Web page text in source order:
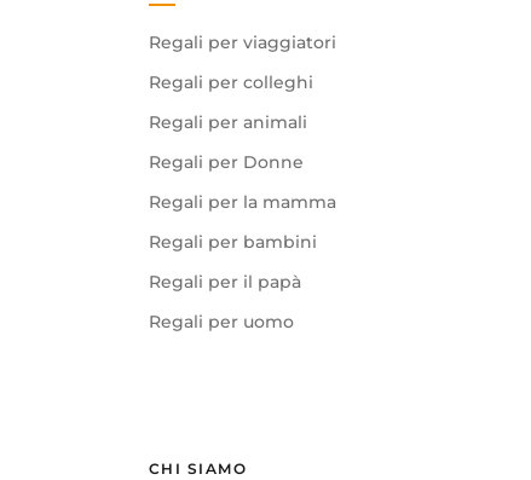
Regali per viaggiatori
Regali per colleghi
Regali per animali
Regali per Donne
Regali per la mamma
Regali per bambini
Regali per il papà
Regali per uomo
CHI SIAMO